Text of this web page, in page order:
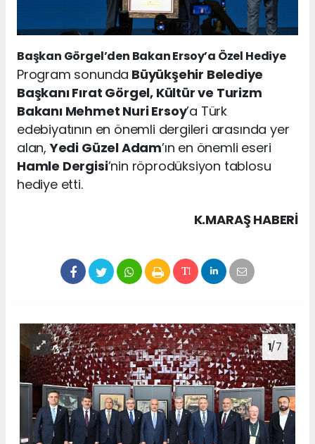
Başkan Görgel’den Bakan Ersoy’a Özel Hediye
Program sonunda Büyükşehir Belediye
Başkanı Fırat Görgel, Kültür ve Turizm
Bakanı Mehmet Nuri Ersoy’a Türk
edebiyatının en önemli dergileri arasında yer
alan,Yedi Güzel Adam’ın en önemli eseri
Hamle Dergisi’nin röprodüksiyon tablosu
hediye etti.
K.MARAŞ HABERİ
1/7